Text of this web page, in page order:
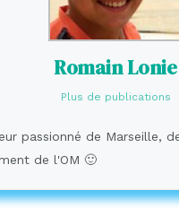
Romain Lonie
Plus de publications
passionné de Marseille,
de l'OM 🙂